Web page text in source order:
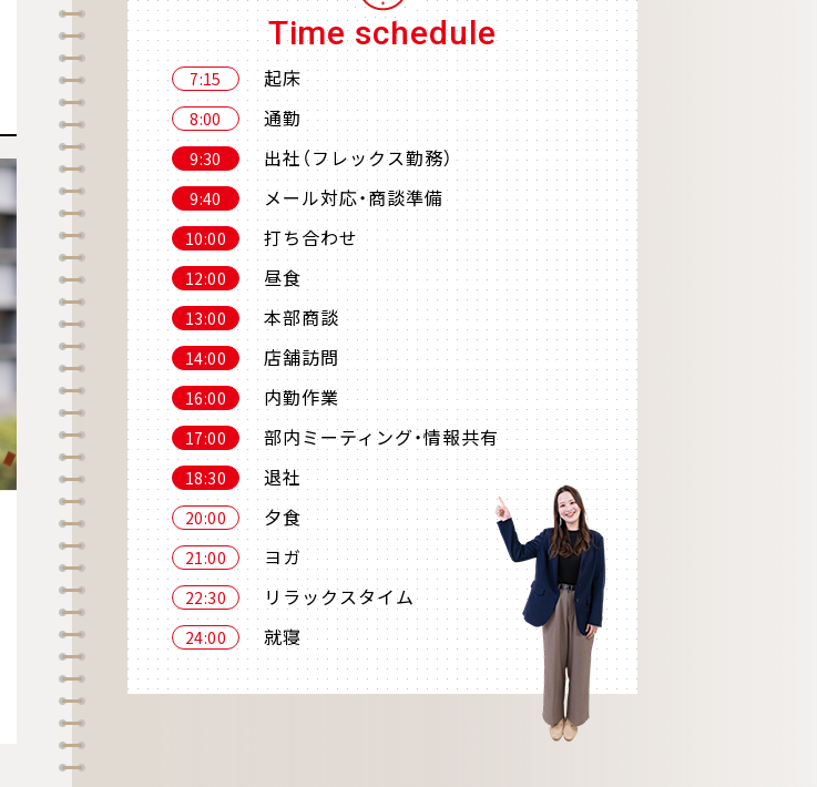
Time schedule
7:15 起床
8:00 通勤
9:30 出社（フレックス勤務）
9:40 メール対応・商談準備
10:00 打ち合わせ
12:00 昼食
13:00 本部商談
14:00 店舗訪問
16:00 内勤作業
17:00 部内ミーティング・情報共有
18:30 退社
20:00 夕食
21:00 ヨガ
22:30 リラックスタイム
24:00 就寝